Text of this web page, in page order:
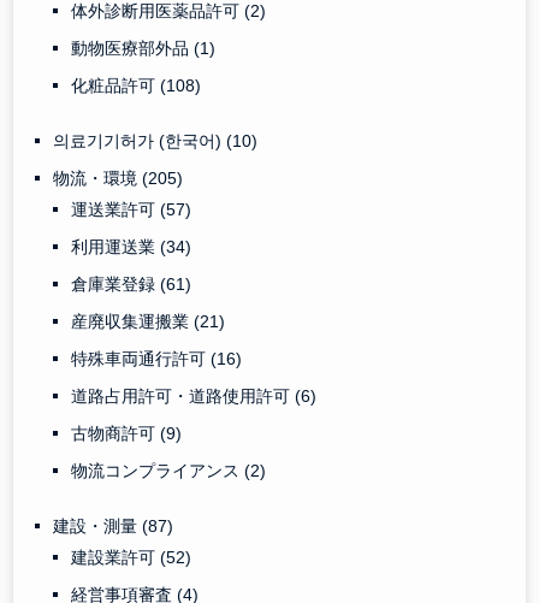
体外診断用医薬品許可(2)
動物医療部外品(1)
化粧品許可(108)
의료기기허가 (한국어)(10)
物流・環境(205)
運送業許可(57)
利用運送業(34)
倉庫業登録(61)
産廃収集運搬業(21)
特殊車両通行許可(16)
道路占用許可・道路使用許可(6)
古物商許可(9)
物流コンプライアンス(2)
建設・測量(87)
建設業許可(52)
経営事項審査(4)